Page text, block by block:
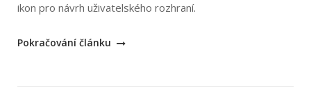
ikon pro návrh uživatelského rozhraní.
„Adobe
Pokračování článku